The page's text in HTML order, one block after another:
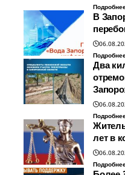
В
Два
лет в